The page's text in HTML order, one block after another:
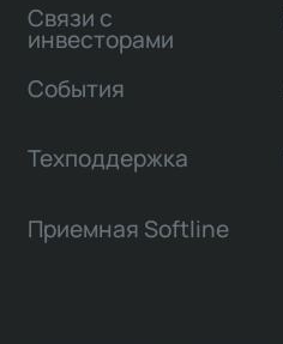
Связи с
инвесторами
События
Техподдержка
Приемная Softline